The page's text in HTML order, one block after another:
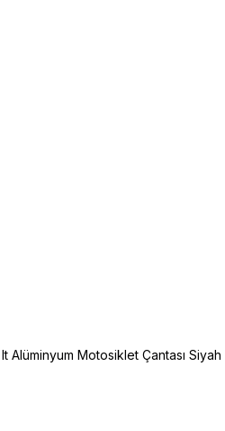
Alüminyum Motosiklet Çantası Siyah